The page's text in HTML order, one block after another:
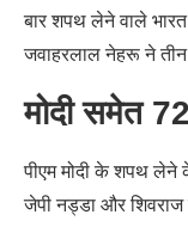
बार शपथ लेने वाले
जवाहरलाल नेहरू ने तीन
मोदी समेत
पीएम मोदी के शपथ लेने
जेपी नड्डा और